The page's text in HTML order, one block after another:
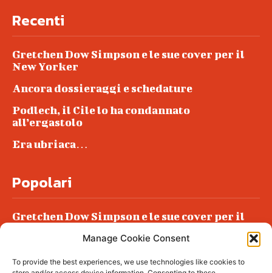
Manage Cookie Consent
To provide the best experiences, we use technologies like cookies to
Recenti
Gretchen Dow Simpson e le sue cover per il
New Yorker
Ancora dossieraggi e schedature
Podlech, il Cile lo ha condannato
all’ergastolo
Era ubriaca…
Popolari
Gretchen Dow Simpson e le sue cover per il